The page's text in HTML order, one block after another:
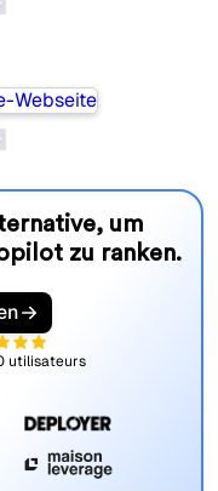
um
zu ranken.
utilisateurs